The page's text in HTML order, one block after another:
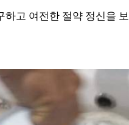
고 여전한 절약 정신을